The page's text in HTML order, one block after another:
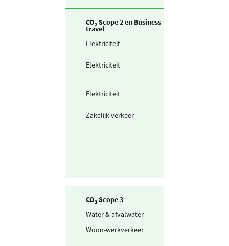
CO₂ Scope 2 en Business
travel
Elektriciteit
Elektriciteit
Elektriciteit
Zakelijk verkeer
CO₂ Scope 3
Water & afvalwater
Woon-werkverkeer